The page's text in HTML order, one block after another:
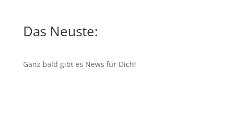
Das Neuste:
Ganz bald gibt es News für Dich!